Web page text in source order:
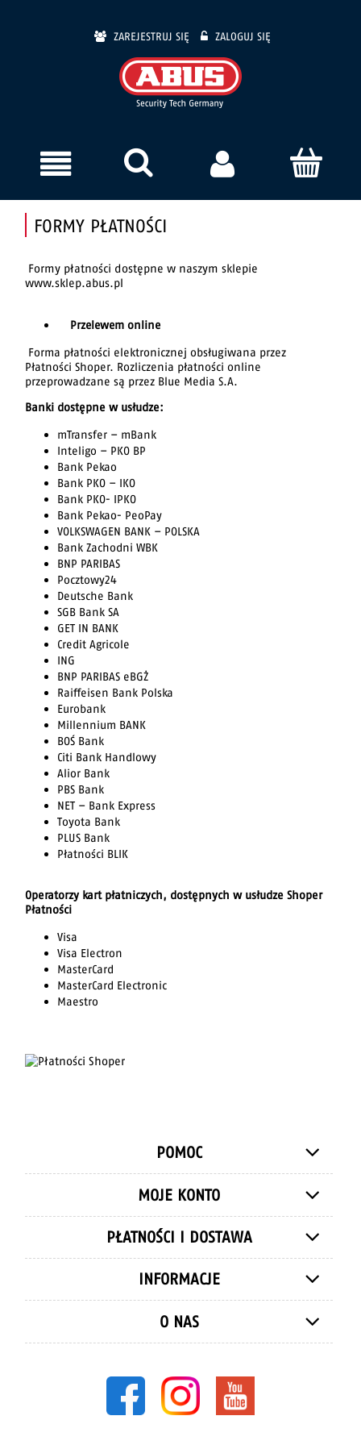
ZAREJESTRUJ SIĘ ZALOGUJ SIĘ
FORMY PŁATNOŚCI
Formy płatności dostępne w naszym sklepie
www.sklep.abus.pl
Przelewem online
Forma płatności elektronicznej obsługiwana przez
Płatności Shoper. Rozliczenia płatności online
przeprowadzane są przez Blue Media S.A.
Banki dostępne w usłudze:
mTransfer – mBank
Inteligo – PKO BP
Bank Pekao
Bank PKO – IKO
Bank PKO- IPKO
Bank Pekao- PeoPay
VOLKSWAGEN BANK – POLSKA
Bank Zachodni WBK
BNP PARIBAS
Pocztowy24
Deutsche Bank
SGB Bank SA
GET IN BANK
Credit Agricole
ING
BNP PARIBAS eBGŻ
Raiffeisen Bank Polska
Eurobank
Millennium BANK
BOŚ Bank
Citi Bank Handlowy
Alior Bank
PBS Bank
NET – Bank Express
Toyota Bank
PLUS Bank
Płatności BLIK
Operatorzy kart płatniczych, dostępnych w usłudze Shoper
Płatności
Visa
Visa Electron
MasterCard
MasterCard Electronic
Maestro
POMOC
MOJE KONTO
PŁATNOŚCI I DOSTAWA
INFORMACJE
O NAS